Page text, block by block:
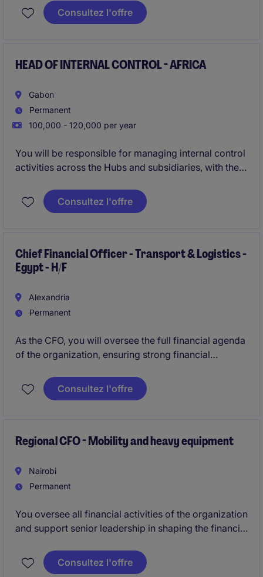
ensuring successful project delivery. This position
offers significant international exposure within a fast-
Consultez l'offre
HEAD OF INTERNAL CONTROL - AFRICA
Gabon
Permanent
100,000 - 120,000 per year
You will be responsible for managing internal control
activities across the Hubs and subsidiaries, with the
with internal control , particularly those related to
regulations and statutory requirements.
comprehensive assessments and testing in
accordance with approved internal control review
Consultez l'offre
Chief Financial Officer - Transport & Logistics -
Egypt - H/F
Alexandria
Permanent
As the CFO, you will oversee the full financial agenda
of the organization, ensuring strong financial
performance and long-term strategic planning.
Consultez l'offre
Regional CFO - Mobility and heavy equipment
Nairobi
Permanent
You oversee all financial activities of the organization
and support senior leadership in shaping the financial
performance, and provide reliable financial
management across multi‑country operations.
Consultez l'offre